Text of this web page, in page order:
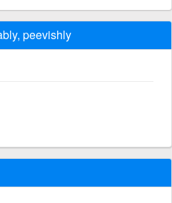
peevishly